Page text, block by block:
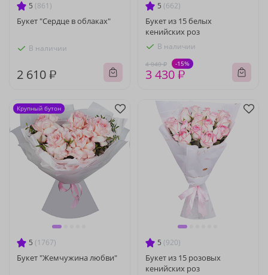
5 (861)
Букет "Сердце в облаках"
В наличии
2 610 ₽
5 (662)
Букет из 15 белых
кенийских роз
В наличии
4 040 ₽ -15%
3 430 ₽
5 (1767)
Букет "Жемчужина любви"
Крупный бутон
5 (920)
Букет из 15 розовых
кенийских роз